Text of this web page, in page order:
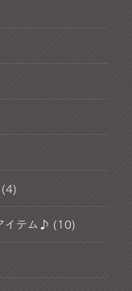
(4)
イテム♪ (10)